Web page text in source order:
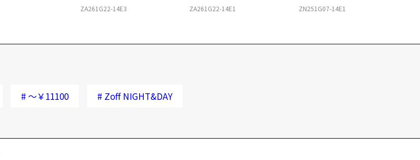
ZA261G22-14E3 ZA261G22-14E1 ZN251G07-14E1
# ～￥11100 # Zoff NIGHT&DAY